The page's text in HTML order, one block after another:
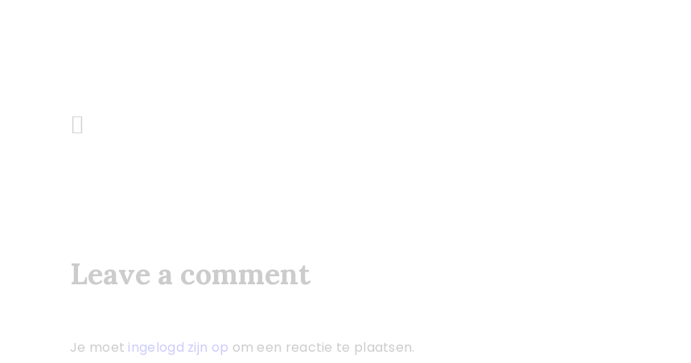
Bericht
Leave a comment
Je moet ingelogd zijn op om een reactie te plaatsen.